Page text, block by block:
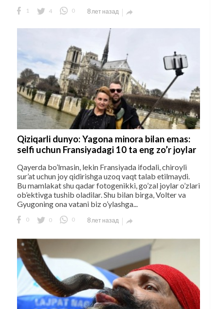
1 4 0 8 лет назад 
Qiziqarli dunyo: Yagona minora bilan emas:
selfi uchun Fransiyadagi 10 ta eng zo’r joylar
Qayerda bo’lmasin, lekin Fransiyada ifodali, chiroyli
sur’at uchun joy qidirishga uzoq vaqt talab etilmaydi.
Bu mamlakat shu qadar fotogenikki, go’zal joylar o’zlari
ob’ektivga tushib oladilar. Shu bilan birga, Volter va
Gyugoning ona vatani biz o’ylashga...
0 0 0 8 лет назад 